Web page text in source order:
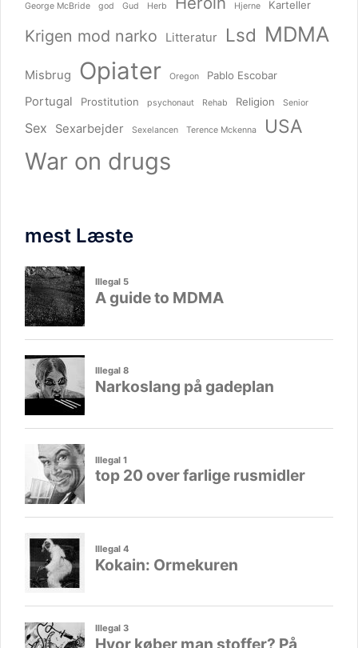
George McBride god Gud Herb Hjerne Karteller
Krigen mod narko Litteratur Lsd MDMA
Misbrug Opiater Oregon Pablo Escobar
Portugal Prostitution psychonaut Rehab Religion Senior
Sex Sexarbejder Sexelancen Terence Mckenna USA
War on drugs
mest Læste